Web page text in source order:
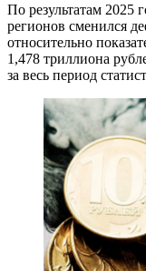
По результатам
регионов сменился
относительно
1,478 триллиона
за весь период